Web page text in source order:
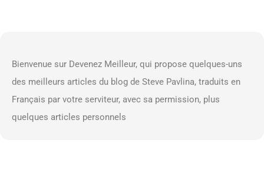
Bienvenue sur Devenez Meilleur, qui propose quelques-uns
des meilleurs articles du blog de Steve Pavlina, traduits en
Français par votre serviteur, avec sa permission, plus
quelques articles personnels